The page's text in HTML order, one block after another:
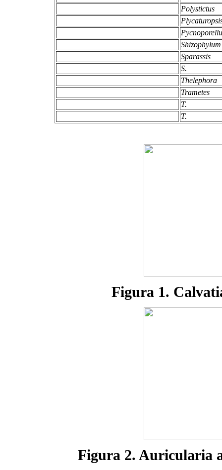
Polystictus
Sparassis
S.
Thelephora
Trametes
T.
T.
Figura 1.
Figura 2. Auricularia